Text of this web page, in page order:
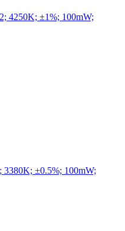
4250K; ±1%; 100mW;
±0.5%; 100mW;